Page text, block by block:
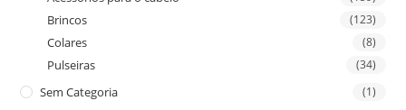
Brincos (123)
Colares (8)
Pulseiras (34)
Sem Categoria (1)